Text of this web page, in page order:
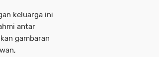
keluarga ini
antar
gambaran